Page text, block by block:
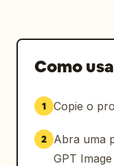
Como
1 Copie o
2
Abra uma
GPT